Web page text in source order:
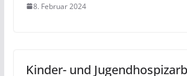
8. Februar 2024
Kinder- und